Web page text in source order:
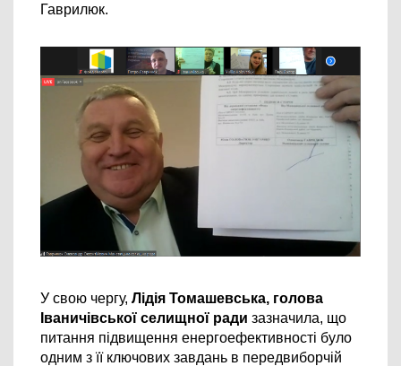
Гаврилюк.
У свою чергу, Лідія Томашевська, голова
Іваничівської селищної ради зазначила, що
питання підвищення енергоефективності було
одним з її ключових завдань в передвиборчій